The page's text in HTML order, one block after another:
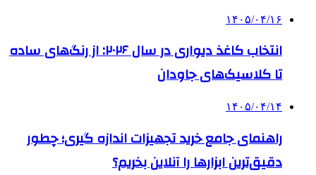
۱۴۰۵/۰۴/۱۶
انتخاب کاغذ دیواری در سال ۲۰۲۶: از رنگ‌های ساده
تا کلاسیک‌های جاودان
۱۴۰۵/۰۴/۱۴
راهنمای جامع خرید تجهیزات اندازه گیری؛ چطور
دقیق‌ترین ابزارها را آنلاین بخریم؟